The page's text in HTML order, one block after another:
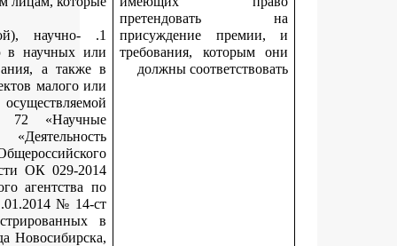
1. Занимаются научной (научно-исследовательской), научно-
технической или инновационной деятельностью в
образовательных организациях высшего образования, а
организациях, включенных в единый реестр субъектов
среднего предпринимательства, один из видов
деятельности которых относится к классу 72
исследования и разработки» раздела М
профессиональная, научная и техническая»
классификатора видов экономической деятельности ОК 029-
(КДЕС Ред. 2), принятого приказом Федерального
техническому регулированию и метрологии от 31.01.2014 №
(далее – инновационная организация),
качестве юридического лица на территории города